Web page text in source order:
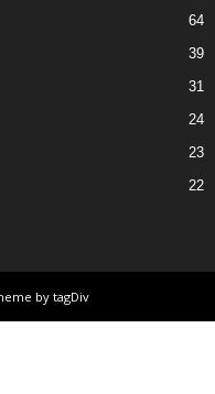
64
39
31
24
23
22
by tagDiv